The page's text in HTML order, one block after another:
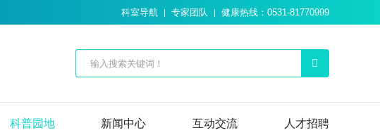
科室导航 专家团队 健康热线：0531-81770999
科普园地 新闻中心 互动交流 人才招聘